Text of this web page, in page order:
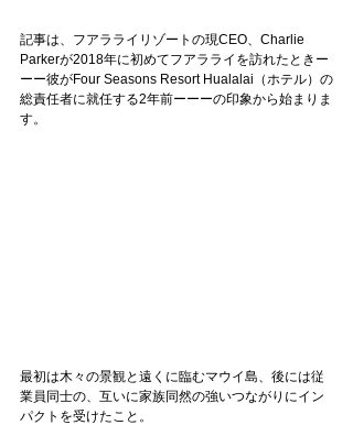
記事は、フアラライリゾートの現CEO、Charlie
Parkerが2018年に初めてフアラライを訪れたときー
ーー彼がFour Seasons Resort Hualalai（ホテル）の
総責任者に就任する2年前ーーーの印象から始まりま
す。
最初は木々の景観と遠くに臨むマウイ島、後には従
業員同士の、互いに家族同然の強いつながりにイン
パクトを受けたこと。